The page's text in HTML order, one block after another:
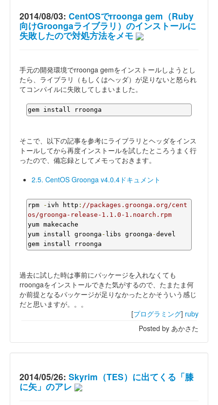
2014/08/03: CentOSでrroonga gem（Ruby
向けGroongaライブラリ）のインストールに
失敗したので対処方法をメモ
手元の開発環境でrroonga gemをインストールしようとし
たら、ライブラリ（もしくはヘッダ）が足りないと怒られ
てコンパイルに失敗してしまいました。
gem install rroonga
そこで、以下の記事を参考にライブラリとヘッダをインス
トールしてから再度インストールを試したところうまく行
ったので、備忘録としてメモっておきます。
2.5. CentOS Groonga v4.0.4ドキュメント
rpm - ivh http : //packages.groonga.org/cent
os/groonga-release-1.1.0-1.noarch.rpm
yum makecache
yum install groonga - libs groonga -devel
gem install rroonga
過去に試した時は事前にパッケージを入れなくても
rroongaをインストールできた気がするので、たまたま何
か前提となるパッケージが足りなかったとかそういう感じ
だと思いますが。。。
[プログラミング] ruby
Posted by あかさた
2014/05/26: Skyrim（TES）に出てくる「膝
に矢」のアレ